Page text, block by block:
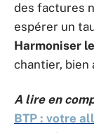
des factures
espérer un
Harmoniser
chantier, bien
A lire en
BTP : votre